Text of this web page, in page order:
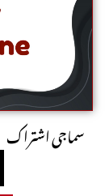
سماجی اشتراک